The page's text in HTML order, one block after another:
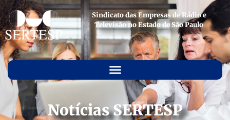
Sindicato das Empresas de Rádio e
Televisão no Estado de São Paulo
Notícias SERTESP